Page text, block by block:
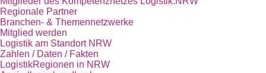
Regionale Partner
Branchen- & Themennetzwerke
Mitglied werden
Logistik am Standort NRW
Zahlen / Daten / Fakten
LogistikRegionen in NRW